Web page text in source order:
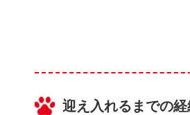
迎え入れるまでの経